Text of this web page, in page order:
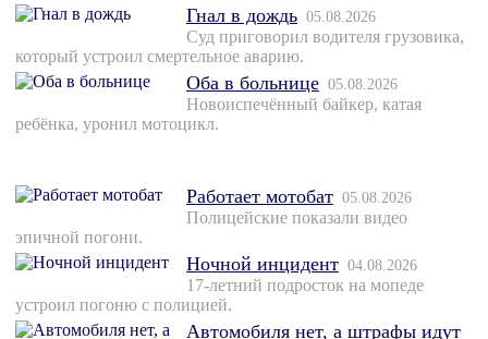
Гнал в дождь 05.08.2026
Суд приговорил водителя грузовика,
который устроил смертельное аварию.
Оба в больнице 05.08.2026
Новоиспечённый байкер, катая
ребёнка, уронил мотоцикл.
Работает мотобат 05.08.2026
Полицейские показали видео
эпичной погони.
Ночной инцидент 04.08.2026
17-летний подросток на мопеде
устроил погоню с полицией.
Автомобиля нет, а штрафы идут